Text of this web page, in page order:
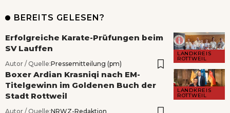
BEREITS GELESEN?
LANDKREIS
ROTTWEIL
Erfolgreiche Karate-Prüfungen beim
SV Lauffen
Autor / Quelle:Pressemitteilung (pm)
LANDKREIS
ROTTWEIL
Boxer Ardian Krasniqi nach EM-
Titelgewinn im Goldenen Buch der
Stadt Rottweil
Autor / Quelle:NRWZ-Redaktion